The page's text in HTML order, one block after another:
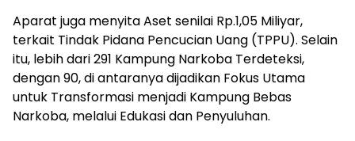
Aparat juga menyita Aset senilai Rp.1,05 Miliyar,
terkait Tindak Pidana Pencucian Uang (TPPU). Selain
itu, lebih dari 291 Kampung Narkoba Terdeteksi,
dengan 90, di antaranya dijadikan Fokus Utama
untuk Transformasi menjadi Kampung Bebas
Narkoba, melalui Edukasi dan Penyuluhan.